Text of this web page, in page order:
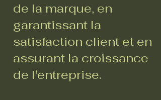
de la marque, en
garantissant la
satisfaction client et en
assurant la croissance
de l'entreprise.